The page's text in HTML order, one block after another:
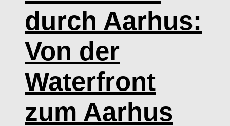
durch Aarhus:
Von der
Waterfront
zum Aarhus